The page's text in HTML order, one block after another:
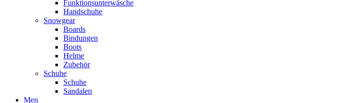
Funktionsunterwäsche
Handschuhe
Snowgear
Boards
Bindungen
Boots
Helme
Zubehör
Schuhe
Schuhe
Sandalen
Men